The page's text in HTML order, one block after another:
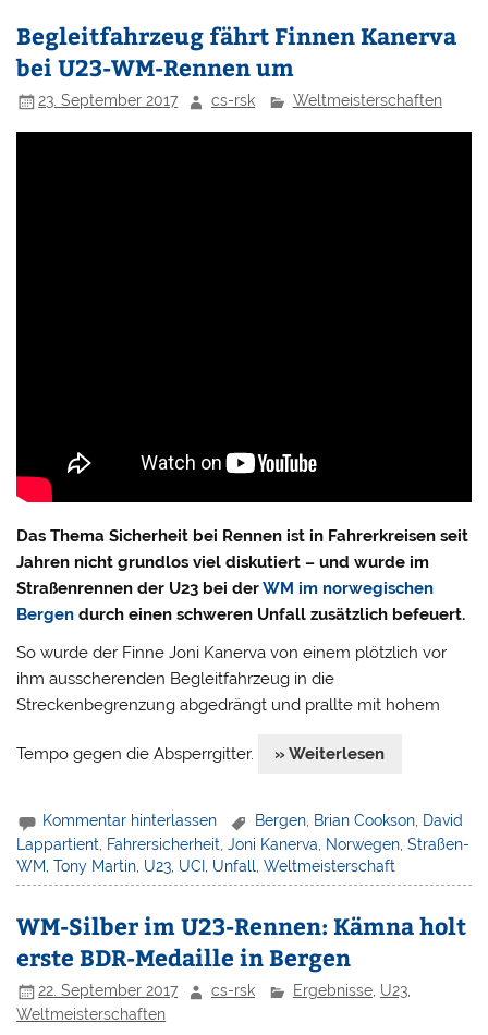
Begleitfahrzeug fährt Finnen Kanerva
bei U23-WM-Rennen um
23. September 2017 cs-rsk Weltmeisterschaften
Das Thema Sicherheit bei Rennen ist in Fahrerkreisen seit
Jahren nicht grundlos viel diskutiert – und wurde im
Straßenrennen der U23 bei derWM im norwegischen
Bergen durch einen schweren Unfall zusätzlich befeuert.
So wurde der Finne Joni Kanerva von einem plötzlich vor
ihm ausscherenden Begleitfahrzeug in die
Streckenbegrenzung abgedrängt und prallte mit hohem
Tempo gegen die Absperrgitter. » Weiterlesen
Kommentar hinterlassen Bergen Brian Cookson David
Lappartient Fahrersicherheit ,Joni Kanerva Norwegen ,Straßen-
WM ,Tony Martin U23 UCI Unfall ,Weltmeisterschaft
WM-Silber im U23-Rennen: Kämna holt
erste BDR-Medaille in Bergen
22. September 2017 cs-rsk Ergebnisse, U23,
Weltmeisterschaften